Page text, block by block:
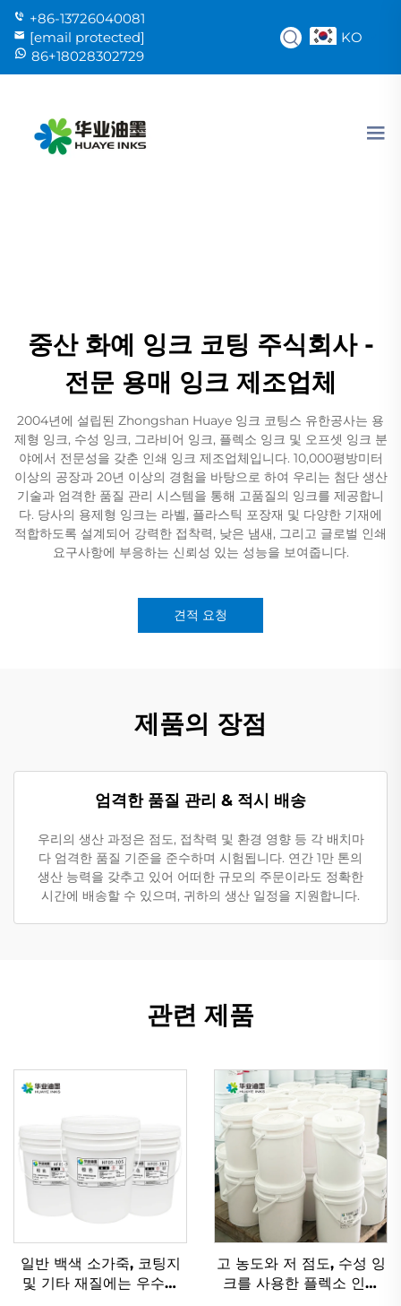
+86-13726040081
[email protected]
86+18028302729
KO
중산 화예 잉크 코팅 주식회사 -
전문 용매 잉크 제조업체
2004년에 설립된 Zhongshan Huaye 잉크 코팅스 유한공사는 용
제형 잉크, 수성 잉크, 그라비어 잉크, 플렉소 잉크 및 오프셋 잉크 분
야에서 전문성을 갖춘 인쇄 잉크 제조업체입니다. 10,000평방미터
이상의 공장과 20년 이상의 경험을 바탕으로 하여 우리는 첨단 생산
기술과 엄격한 품질 관리 시스템을 통해 고품질의 잉크를 제공합니
다. 당사의 용제형 잉크는 라벨, 플라스틱 포장재 및 다양한 기재에
적합하도록 설계되어 강력한 접착력, 낮은 냄새, 그리고 글로벌 인쇄
요구사항에 부응하는 신뢰성 있는 성능을 보여줍니다.
견적 요청
제품의 장점
엄격한 품질 관리 & 적시 배송
우리의 생산 과정은 점도, 접착력 및 환경 영향 등 각 배치마
다 엄격한 품질 기준을 준수하며 시험됩니다. 연간 1만 톤의
생산 능력을 갖추고 있어 어떠한 규모의 주문이라도 정확한
시간에 배송할 수 있으며, 귀하의 생산 일정을 지원합니다.
관련 제품
일반 백색 소가죽, 코팅지
및 기타 재질에는 우수한
고 농도와 저 점도, 수성 잉
크를 사용한 플렉소 인쇄